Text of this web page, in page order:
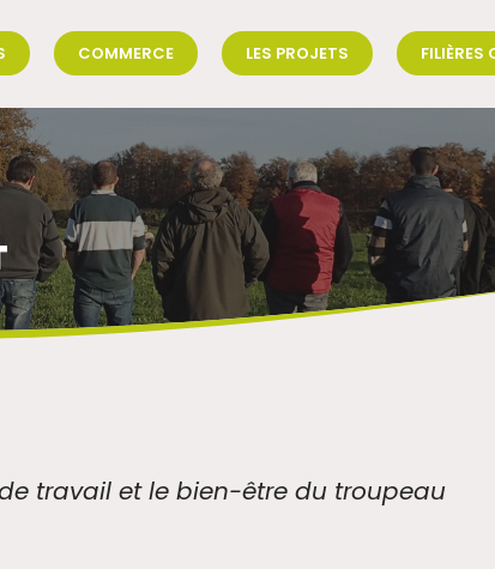
COMMERCE LES PROJETS FILIÈRES
travail et le bien-être du troupeau